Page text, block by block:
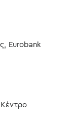
Eurobank